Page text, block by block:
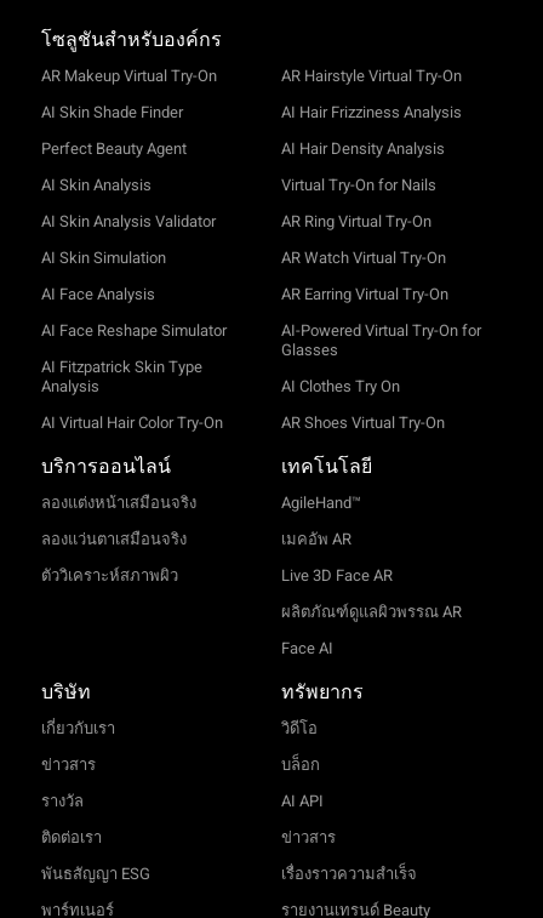
โซลูชันสำหรับองค์กร
AR Makeup Virtual Try-On
AI Skin Shade Finder
Perfect Beauty Agent
AI Skin Analysis
AI Skin Analysis Validator
AI Skin Simulation
AI Face Analysis
AI Face Reshape Simulator
AI Fitzpatrick Skin Type
Analysis
AI Virtual Hair Color Try-On
AR Hairstyle Virtual Try-On
AI Hair Frizziness Analysis
AI Hair Density Analysis
Virtual Try-On for Nails
AR Ring Virtual Try-On
AR Watch Virtual Try-On
AR Earring Virtual Try-On
AI-Powered Virtual Try-On for
Glasses
AI Clothes Try On
AR Shoes Virtual Try-On
บริการออนไลน์
ลองแต่งหน้าเสมือนจริง
ลองแว่นตาเสมือนจริง
ตัววิเคราะห์สภาพผิว
เทคโนโลยี
AgileHand™
เมคอัพ AR
Live 3D Face AR
ผลิตภัณฑ์ดูแลผิวพรรณ AR
Face AI
บริษัท
เกี่ยวกับเรา
ข่าวสาร
รางวัล
ติดต่อเรา
พันธสัญญา ESG
พาร์ทเนอร์
ทรัพยากร
วิดีโอ
บล็อก
AI API
ข่าวสาร
เรื่องราวความสำเร็จ
รายงานเทรนด์ Beauty